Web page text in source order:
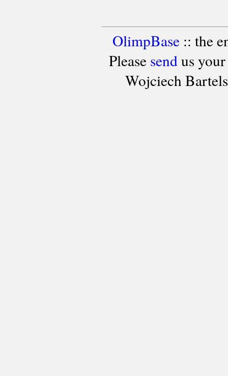
OlimpBase:: the
Please sendus your
Wojciech